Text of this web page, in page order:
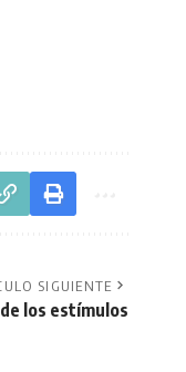
SIGUIENTE
los estímulos